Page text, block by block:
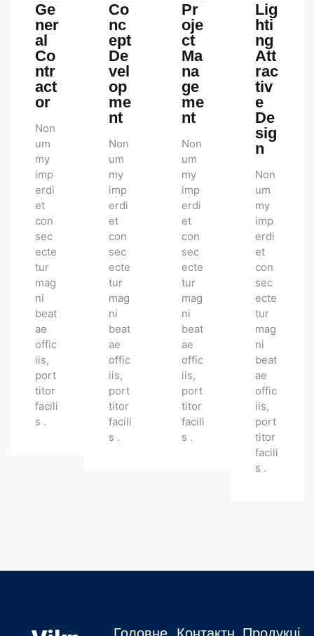
Ge
ner
al
Co
ntr
act
or
Non
um
my
imp
erdi
et
con
sec
ecte
tur
mag
ni
beat
ae
offic
iis,
port
titor
facili
s .
Co
nc
ept
De
vel
op
me
nt
Non
um
my
imp
erdi
et
con
sec
ecte
tur
mag
ni
beat
ae
offic
iis,
port
titor
facili
s .
Pr
oje
ct
Ma
na
ge
me
nt
Non
um
my
imp
erdi
et
con
sec
ecte
tur
mag
ni
beat
ae
offic
iis,
port
titor
facili
s .
Lig
hti
ng
Att
rac
tiv
e
De
sig
n
Non
um
my
imp
erdi
et
con
sec
ecte
tur
mag
ni
beat
ae
offic
iis,
port
titor
facili
s .